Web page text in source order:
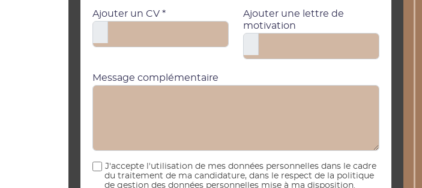
Ajouter un CV *
Ajouter une lettre de
motivation
Message complémentaire
J'accepte l'utilisation de mes données personnelles dans le cadre
du traitement de ma candidature, dans le respect de la politique
de gestion des données personnelles mise à ma disposition.